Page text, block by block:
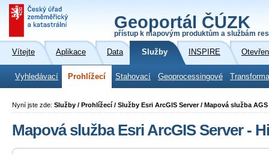
Geoportál ČÚZK
přístup k mapovým produktům a službám
Vítejte Aplikace Data Služby INSPIRE
Vyhledávací Prohlížecí Stahovací Geoprocessingové
Nyní jste zde: Služby / Prohlížecí / Služby Esri ArcGIS Server / Mapová služba
Mapová služba Esri ArcGIS Server -